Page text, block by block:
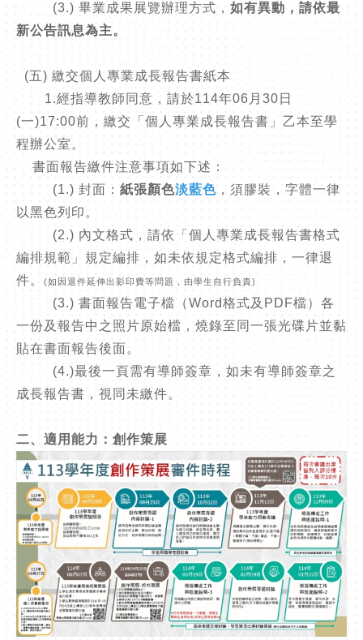
(3.) 畢業成果展覽辦理方式， 如有異動，請依最
新公告訊息為主。
(五) 繳交個人專業成長報告書紙本
1.經指導教師同意，請於114年06月30日
(一)17:00前，繳交「個人專業成長報告書」乙本至學
程辦公室。
書面報告繳件注意事項如下述：
(1.) 封面： 紙張顏色淡藍色 ，須膠裝，字體一律
以黑色列印。
(2.) 內文格式，請依「個人專業成長報告書格式
編排規範」規定編排，如未依規定格式編排，一律退
件。
(如因退件延伸出影印費等問題，由學生自行負責)
(3.) 書面報告電子檔（Word格式及PDF檔）各
一份及報告中之照片原始檔，燒錄至同一張光碟片並黏
貼在書面報告後面。
(4.)最後一頁需有導師簽章，如未有導師簽章之
成長報告書，視同未繳件。
二、適用能力：創作策展